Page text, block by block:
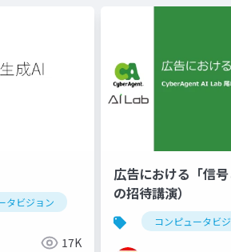
タビジョン
17K
広告における「信
の招待講演）
コンピュータビ